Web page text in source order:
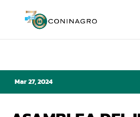
Mar 27, 2024